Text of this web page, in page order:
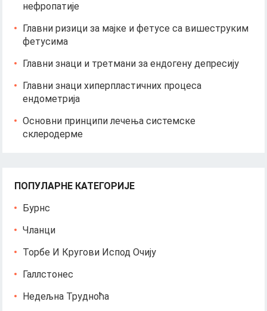
нефропатије
Главни ризици за мајке и фетусе са вишеструким
фетусима
Главни знаци и третмани за ендогену депресију
Главни знаци хиперпластичних процеса
ендометрија
Основни принципи лечења системске
склеродерме
ПОПУЛАРНЕ КАТЕГОРИЈЕ
Бурнс
Чланци
Торбе И Кругови Испод Очију
Галлстонес
Недељна Трудноћа